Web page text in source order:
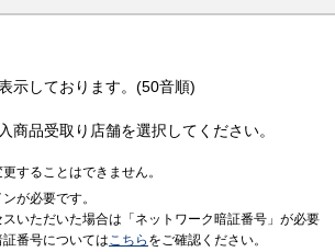
示しております。(50音順)
商品受取り店舗を選択してください。
することはできません。
が必要です。
スいただいた場合は「ネットワーク暗証番号」が必要
番号についてはこちら をご確認ください。